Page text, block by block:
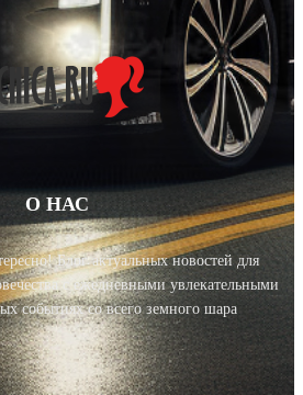
О НАС
Блог актуальных новостей для
с ежедневными увлекательными
событиях со всего земного шара